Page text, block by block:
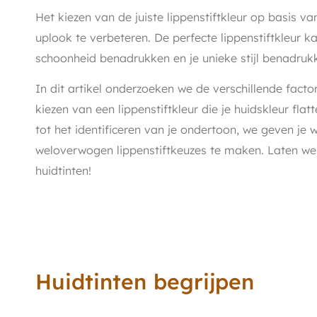
Het kiezen van de juiste lippenstiftkleur op basis
uplook te verbeteren. De perfecte lippenstiftkleur
schoonheid benadrukken en je unieke stijl
In dit artikel onderzoeken we de verschillende
kiezen van een lippenstiftkleur die je huidskleur
tot het identificeren van je ondertoon, we geven je
weloverwogen lippenstiftkeuzes te maken. Laten
huidtinten!
Huidtinten begrijpen